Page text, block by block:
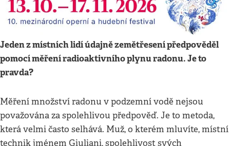
Jeden z místních lidí údajně zemětřesení předpověděl
pomocí měření radioaktivního plynu radonu. Je to
pravda?
Měření množství radonu v podzemní vodě nejsou
považována za spolehlivou předpověď. Je to metoda,
která velmi často selhává. Muž, o kterém mluvíte, místní
technik jménem Giuliani, spolehlivost svých